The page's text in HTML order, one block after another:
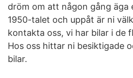
dröm om att någon gång äga
1950-talet och uppåt är ni
kontakta oss, vi har bilar i de
Hos oss hittar ni besiktigade
bilar.